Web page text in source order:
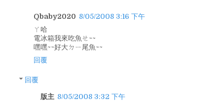
Qbaby2020 8/05/2008 3:16 下午
ㄚ哈
電冰箱我來吃魚ㄝ~~
嘿嘿~~好大ㄉㄧ尾魚~~
回覆
回覆
版主 8/05/2008 3:32 下午